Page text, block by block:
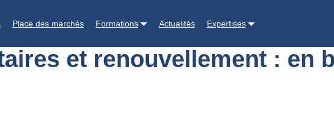
Place des marchés Formations Actualités Expertises
et renouvellement : en